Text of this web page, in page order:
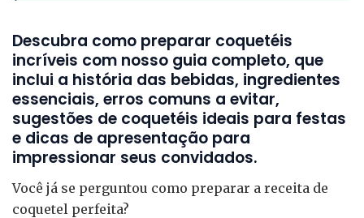
Descubra como preparar coquetéis
incríveis com nosso guia completo, que
inclui a história das bebidas, ingredientes
essenciais, erros comuns a evitar,
sugestões de coquetéis ideais para festas
e dicas de apresentação para
impressionar seus convidados.
Você já se perguntou como preparar a receita de
coquetel perfeita?